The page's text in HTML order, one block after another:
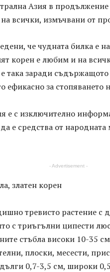
Азия в продължение
всички, измъчвани от
че чудната билка е
корен е любим и на
така заради
ефикасно за
е с изключително
е средства от
- Advertisement -
златен корен
тревисто растение с
с триъгълни ципести
стъбла високи 10-35
плоски, месести,
0,7-3,5 см, широки